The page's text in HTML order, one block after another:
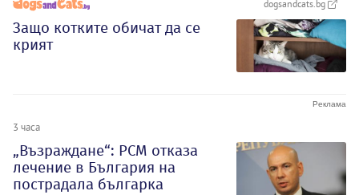
dogsandcats.bg
Защо котките обичат да се
крият
3 часа
„Възраждане“: РСМ отказа
лечение в България на
пострадала българка